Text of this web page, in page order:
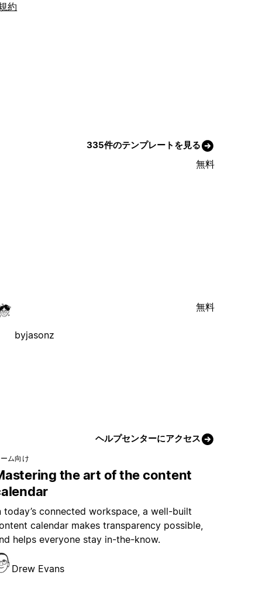
約
335件のテンプレートを見る
無料
byjasonz
無料
ヘルプセンターにアクセス
ム向け
the art of the content
today’s connected workspace, a well-built
calendar makes transparency possible,
helps everyone stay in-the-know.
Drew Evans